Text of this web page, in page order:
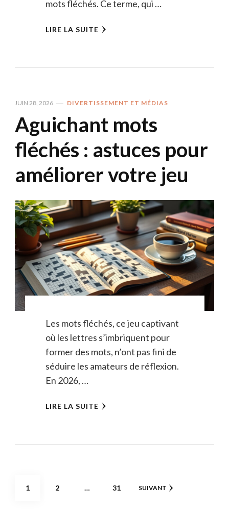
mots fléchés. Ce terme, qui …
LIRE LA SUITE
JUIN 28, 2026 DIVERTISSEMENT ET MÉDIAS
Aguichant mots
fléchés : astuces pour
améliorer votre jeu
Les mots fléchés, ce jeu captivant
où les lettres s’imbriquent pour
former des mots, n’ont pas fini de
séduire les amateurs de réflexion.
En 2026, …
LIRE LA SUITE
Pagination
PAGE
1 PAGE
2 … PAGE
31 SUIVANT